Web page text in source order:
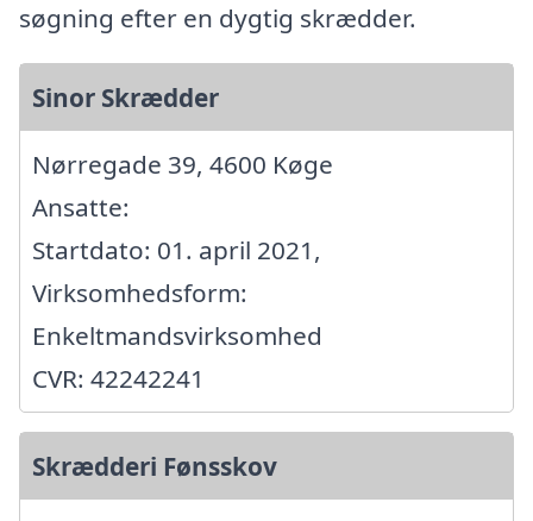
søgning efter en dygtig skrædder.
Sinor Skrædder
Nørregade 39, 4600 Køge
Ansatte:
Startdato: 01. april 2021,
Virksomhedsform:
Enkeltmandsvirksomhed
CVR: 42242241
Skrædderi Fønsskov